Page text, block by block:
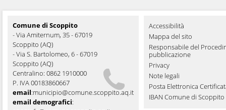
Comune di Scoppito
- Via Amiternum, 35 - 67019
Scoppito (AQ)
- Via S. Bartolomeo, 6 - 67019
Scoppito (AQ)
Centralino: 0862 1910000
P. IVA 00183860667
email:municipio@comune.scoppito.aq.it
email demografici:
Accessibilità
Mappa del sito
Responsabile del
pubblicazione
Privacy
Note legali
Posta Elettronica
IBAN Comune di Scoppito